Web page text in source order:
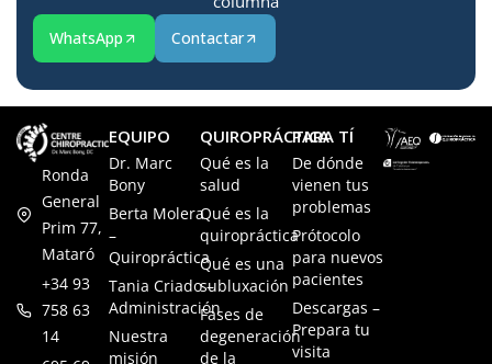
WhatsApp Contactar
Ronda
General
Prim 77,
Mataró
+34 93
758 63
14
EQUIPO
Dr. Marc
Bony
Berta Molera
–
Quiropráctica
Tania Criado –
Administración
Nuestra
misión
QUIROPRÁCTICA
Qué es la
salud
Qué es la
quiropráctica
Qué es una
subluxación
Fases de
degeneración
de la
PARA TÍ
De dónde
vienen tus
problemas
Prótocolo
para nuevos
pacientes
Descargas –
Prepara tu
visita